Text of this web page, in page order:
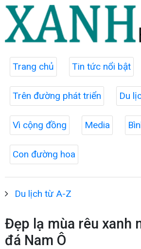
Trang chủ Tin tức nổi bật
Trên đường phát triển Du
Vì cộng đồng Media
Con đường hoa
Du lịch từ A-Z
Đẹp lạ mùa rêu xanh
đá Nam Ô